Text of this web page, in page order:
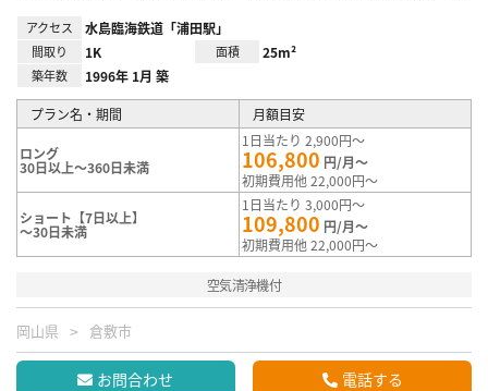
アクセス 水島臨海鉄道「浦田駅」
間取り 1K 面積 25m²
築年数 1996年 1月 築
プラン名・期間 月額目安
ロング
30日以上～360日未満
1日当たり 2,900円～
106,800 円/月～
初期費用他 22,000円～
ショート【7日以上】
～30日未満
1日当たり 3,000円～
109,800 円/月～
初期費用他 22,000円～
空気清浄機付
岡山県 倉敷市
お問合わせ 電話する